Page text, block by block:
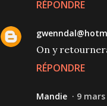
RÉPONDRE
On y
RÉPONDRE
Mandie 9 mars